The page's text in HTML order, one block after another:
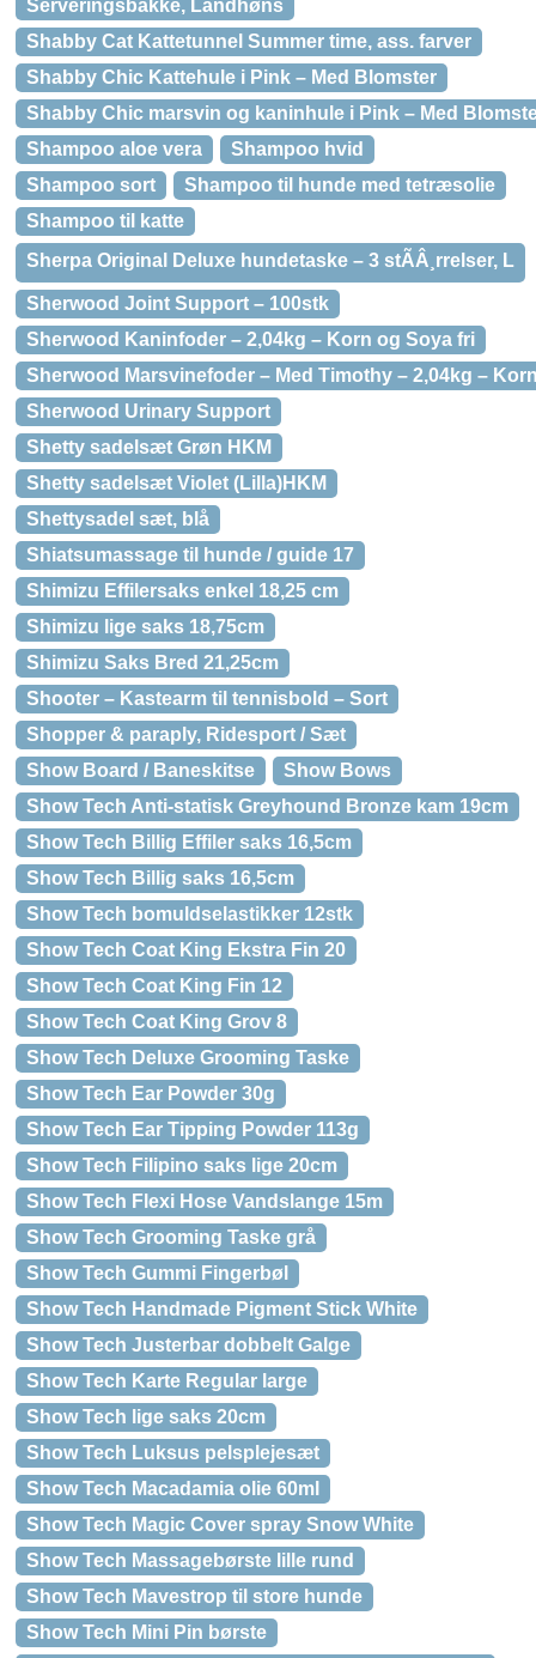
Serveringsbakke, Landhøns
Shabby Cat Kattetunnel Summer time, ass. farver
Shabby Chic Kattehule i Pink – Med Blomster
Shabby Chic marsvin og kaninhule i Pink – Med
Shampoo aloe vera
Shampoo hvid
Shampoo sort
Shampoo til hunde med tetræsolie
Shampoo til katte
Sherpa Original Deluxe hundetaske – 3 stÃÂ¸rrelser, L
Sherwood Joint Support – 100stk
Sherwood Kaninfoder – 2,04kg – Korn og Soya fri
Sherwood Marsvinefoder – Med Timothy – 2,04kg –
Sherwood Urinary Support
Shetty sadelsæt Grøn HKM
Shetty sadelsæt Violet (Lilla)HKM
Shettysadel sæt, blå
Shiatsumassage til hunde / guide 17
Shimizu Effilersaks enkel 18,25 cm
Shimizu lige saks 18,75cm
Shimizu Saks Bred 21,25cm
Shooter – Kastearm til tennisbold – Sort
Shopper & paraply, Ridesport / Sæt
Show Board / Baneskitse
Show Bows
Show Tech Anti-statisk Greyhound Bronze kam 19cm
Show Tech Billig Effiler saks 16,5cm
Show Tech Billig saks 16,5cm
Show Tech bomuldselastikker 12stk
Show Tech Coat King Ekstra Fin 20
Show Tech Coat King Fin 12
Show Tech Coat King Grov 8
Show Tech Deluxe Grooming Taske
Show Tech Ear Powder 30g
Show Tech Ear Tipping Powder 113g
Show Tech Filipino saks lige 20cm
Show Tech Flexi Hose Vandslange 15m
Show Tech Grooming Taske grå
Show Tech Gummi Fingerbøl
Show Tech Handmade Pigment Stick White
Show Tech Justerbar dobbelt Galge
Show Tech Karte Regular large
Show Tech lige saks 20cm
Show Tech Luksus pelsplejesæt
Show Tech Macadamia olie 60ml
Show Tech Magic Cover spray Snow White
Show Tech Massagebørste lille rund
Show Tech Mavestrop til store hunde
Show Tech Mini Pin børste